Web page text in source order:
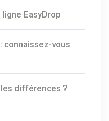
EasyDrop
connaissez-vous
différences ?